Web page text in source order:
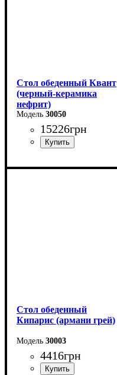
Стол обеденный Квант
(черный-керамика
нефрит)
30050
15226грн
Длина - 160 (+60) см
Стол обеденный
Кипарис (армани грей)
30003
4416грн